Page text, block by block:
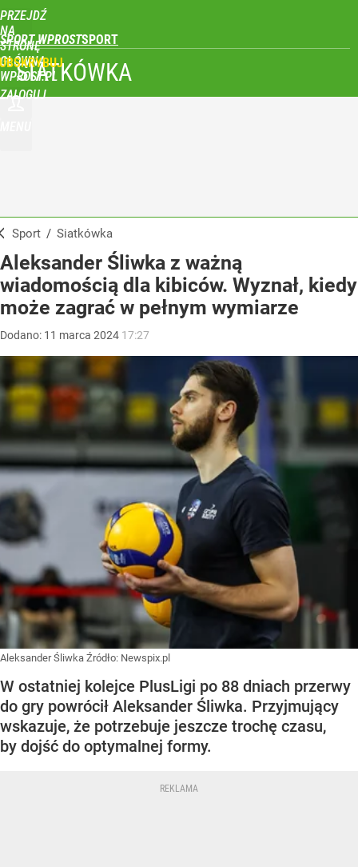
PRZEJDŹ
NA
STRONĘ
GŁÓWNĄ
WPROST.PL
SPORT WPROST
ZALOGUJ
SIATKÓWKA
Sport / Siatkówka
Aleksander Śliwka z ważną
wiadomością dla kibiców. Wyznał, kiedy
może zagrać w pełnym wymiarze
Dodano: 11 marca 2024 17:27
Aleksander Śliwka Źródło: Newspix.pl
W ostatniej kolejce PlusLigi po 88 dniach przerwy
do gry powrócił Aleksander Śliwka. Przyjmujący
wskazuje, że potrzebuje jeszcze trochę czasu,
by dojść do optymalnej formy.